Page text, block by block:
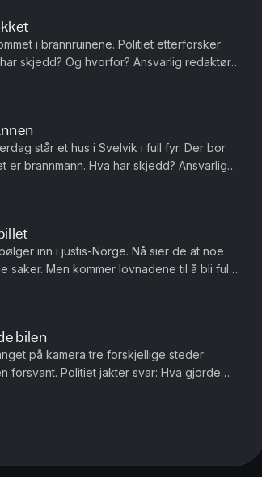
i brannruinene. Politiet etterforsker
skjedd? Og hvorfor? Ansvarlig redaktør
står et hus i Svelvik i full fyr. Der bor
er brannmann. Hva har skjedd? Ansvarlig
inn i justis-Norge. Nå sier de at noe
saker. Men kommer lovnadene til å bli fulgt
og Tor-Erl...
bilen
på kamera tre forskjellige steder
forsvant. Politiet jakter svar: Hva gjorde
Milli og Tor-Erling Thømt ...